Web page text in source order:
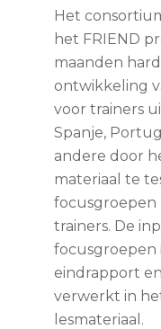
Het
het FRIEND
maanden
ontwikkeling
voor trainers
Spanje,
andere door
materiaal te
trainers. De
focusgroepen
eindrapport
verwerkt in
lesmateriaal.